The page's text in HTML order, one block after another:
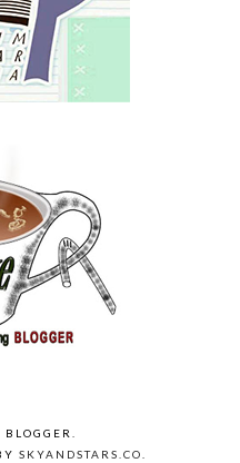
BLOGGER.
SKYANDSTARS.CO.